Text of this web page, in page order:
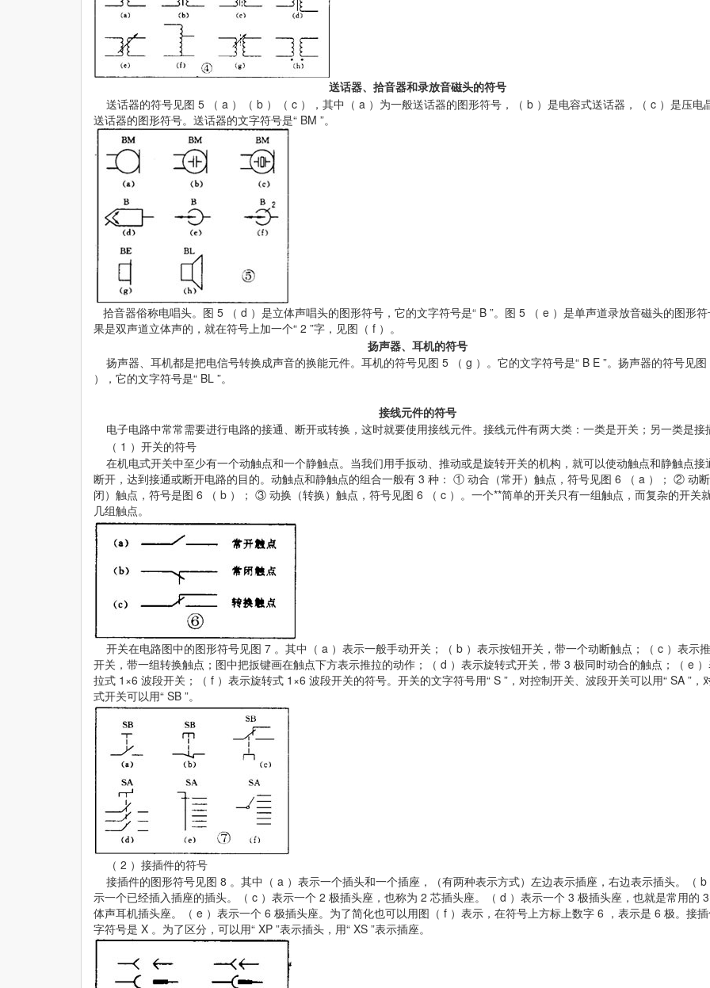
送话器、拾音器和录放音磁头的符号
送话器的符号见图 5 （ a ）（ b ）（ c ），其中（ a ）为一般送话器的图形符号，（ b ）是电容式送话器，（ c ）是压电
送话器的图形符号。送话器的文字符号是“ BM ”。
拾音器俗称电唱头。图 5 （ d ）是立体声唱头的图形符号，它的文字符号是“ B ”。图 5 （ e ）是单声道录放音磁头的图形
果是双声道立体声的，就在符号上加一个“ 2 ”字，见图（ f ）。
扬声器、耳机的符号
扬声器、耳机都是把电信号转换成声音的换能元件。耳机的符号见图 5 （ g ）。它的文字符号是“ B E ”。扬声器的符号见图
），它的文字符号是“ BL ”。
接线元件的符号
电子电路中常常需要进行电路的接通、断开或转换，这时就要使用接线元件。接线元件有两大类：一类是开关；另一类是接
（ 1 ）开关的符号
在机电式开关中至少有一个动触点和一个静触点。当我们用手扳动、推动或是旋转开关的机构，就可以使动触点和静触点接
断开，达到接通或断开电路的目的。动触点和静触点的组合一般有 3 种： ① 动合（常开）触点，符号见图 6 （ a ）； ② 动
闭）触点，符号是图 6 （ b ）； ③ 动换（转换）触点，符号见图 6 （ c ）。一个**简单的开关只有一组触点，而复杂的开关
几组触点。
开关在电路图中的图形符号见图 7 。其中（ a ）表示一般手动开关；（ b ）表示按钮开关，带一个动断触点；（ c ）表示
开关，带一组转换触点；图中把扳键画在触点下方表示推拉的动作；（ d ）表示旋转式开关，带 3 极同时动合的触点；（ e
拉式 1×6 波段开关；（ f ）表示旋转式 1×6 波段开关的符号。开关的文字符号用“ S ”，对控制开关、波段开关可以用“ SA ”，
式开关可以用“ SB ”。
（ 2 ）接插件的符号
接插件的图形符号见图 8 。其中（ a ）表示一个插头和一个插座，（有两种表示方式）左边表示插座，右边表示插头。（ b
示一个已经插入插座的插头。（ c ）表示一个 2 极插头座，也称为 2 芯插头座。（ d ）表示一个 3 极插头座，也就是常用的
体声耳机插头座。（ e ）表示一个 6 极插头座。为了简化也可以用图（ f ）表示，在符号上方标上数字 6 ，表示是 6 极。接
字符号是 X 。为了区分，可以用“ XP ”表示插头，用“ XS ”表示插座。